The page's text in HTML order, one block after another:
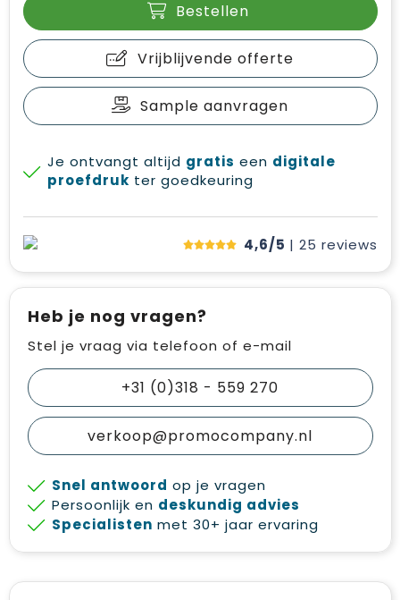
Bestellen
Vrijblijvende offerte
Sample aanvragen
Je ontvangt altijd gratis een digitale
proefdruk ter goedkeuring
4,6/5 | 25 reviews
Heb je nog vragen?
Stel je vraag via telefoon of e-mail
+31 (0)318 - 559 270
verkoop@promocompany.nl
Snel antwoord op je vragen
Persoonlijk en deskundig advies
Specialisten met 30+ jaar ervaring